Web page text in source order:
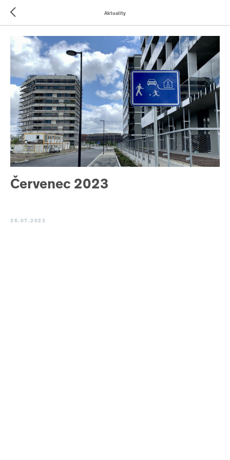
Aktuality
Červenec 2023
26.07.2023